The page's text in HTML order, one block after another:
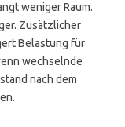
weniger Raum.
Zusätzlicher
Belastung für
wechselnde
nach dem